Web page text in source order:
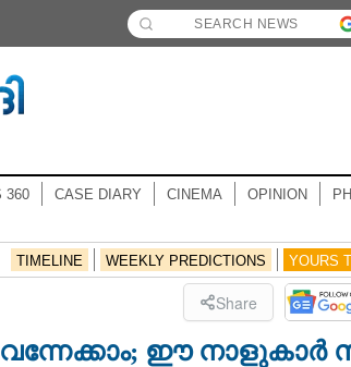
360 CASE DIARY CINEMA OPINION
TIMELINE WEEKLY PREDICTIONS YOURS
Share
ഈ നാളുകാർ